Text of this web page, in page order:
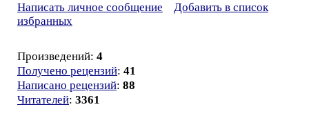
Написать личное сообщение
Добавить в список
избранных
Произведений: 4
Получено рецензий: 41
Написано рецензий: 88
Читателей: 3361